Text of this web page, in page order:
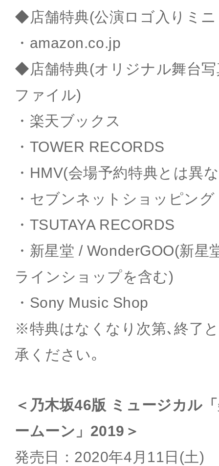
◆店舗特典(公演ロゴ入りミ
・amazon.co.jp
◆店舗特典(オリジナル舞台
ファイル)
・楽天ブックス
・TOWER RECORDS
・HMV(会場予約特典とは異
・セブンネットショッピング
・TSUTAYA RECORDS
・新星堂 / WonderGOO(新星
ラインショップを含む)
・Sony Music Shop
※特典はなくなり次第､終了
承ください｡
＜乃木坂46版 ミュージカル
ームーン」2019＞
発売日：2020年4月11日(土)